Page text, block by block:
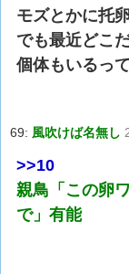
モズとかに托
でも最近どこ
個体もいるっ
69: 風吹けば名無し
>>10
親鳥「この卵
で」有能